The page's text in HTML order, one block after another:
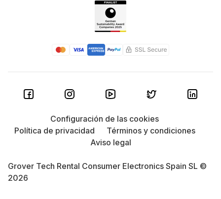
Grover Tech Rental Consumer Electronics Spain SL ©
2026
Configuración de las cookies
Política de privacidad
Términos y condiciones
Aviso legal